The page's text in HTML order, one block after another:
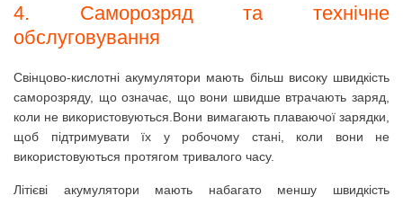
4. Саморозряд та технічне
обслуговування
Свінцово-кислотні акумулятори мають більш високу швидкість
саморозряду, що означає, що вони швидше втрачають заряд,
коли не використовуються. Вони вимагають плаваючої зарядки,
щоб підтримувати їх у робочому стані, коли вони не
використовуються протягом тривалого часу.
Літієві акумулятори мають набагато меншу швидкість